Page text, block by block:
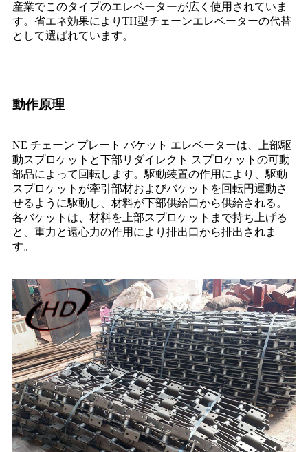
産業でこのタイプのエレベーターが広く使用されていま
す。省エネ効果によりTH型チェーンエレベーターの代替
として選ばれています。
動作原理
NE チェーン プレート バケット エレベーターは、上部駆
動スプロケットと下部リダイレクト スプロケットの可動
部品によって回転します。駆動装置の作用により、駆動
スプロケットが牽引部材およびバケットを回転円運動さ
せるように駆動し、材料が下部供給口から供給される。
各バケットは、材料を上部スプロケットまで持ち上げる
と、重力と遠心力の作用により排出口から排出されま
す。